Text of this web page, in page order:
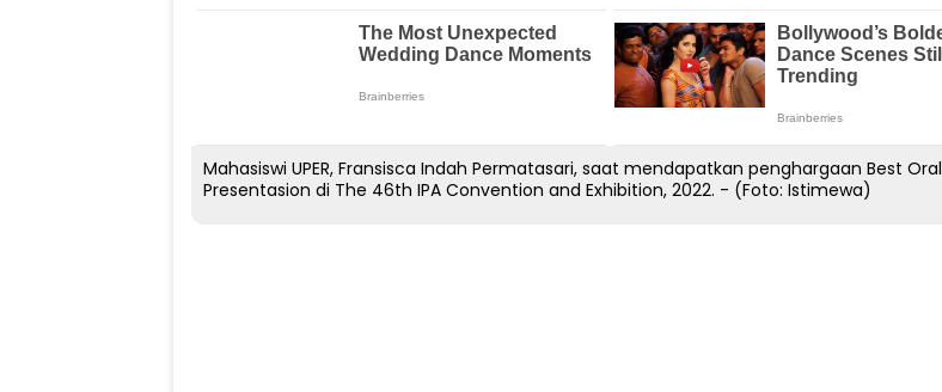
Mahasiswi UPER, Fransisca Indah Permatasari, saat mendapatkan penghargaan Best Oral
Presentasion di The 46th IPA Convention and Exhibition, 2022. - (Foto: Istimewa)